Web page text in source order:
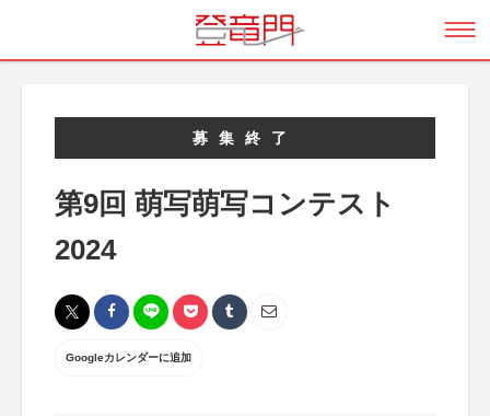
募集終了
第9回 萌写萌写コンテスト
2024
Googleカレンダーに追加